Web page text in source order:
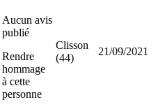
Aucun avis
publié
Rendre
hommage
à cette
personne
Clisson
(44)
21/09/2021